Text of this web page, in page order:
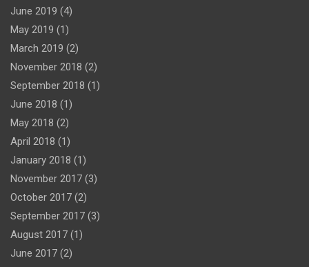
June 2019 (4)
May 2019 (1)
March 2019 (2)
November 2018 (2)
September 2018 (1)
June 2018 (1)
May 2018 (2)
April 2018 (1)
January 2018 (1)
November 2017 (3)
October 2017 (2)
September 2017 (3)
August 2017 (1)
June 2017 (2)